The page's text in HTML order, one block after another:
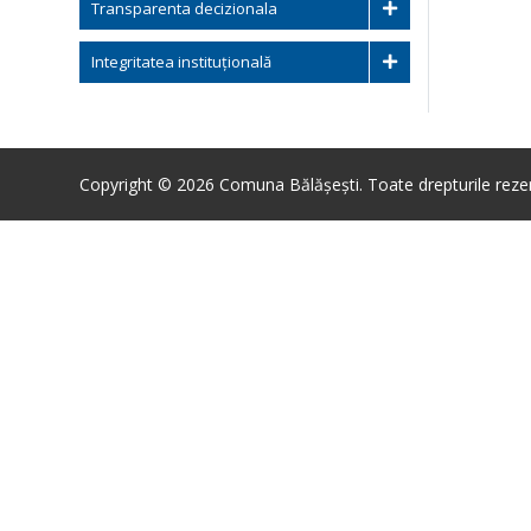
Transparenta decizionala
Integritatea instituțională
Copyright © 2026 Comuna Bălășești. Toate drepturile